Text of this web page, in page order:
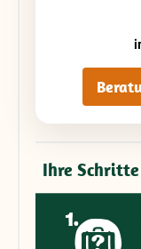
Ihre